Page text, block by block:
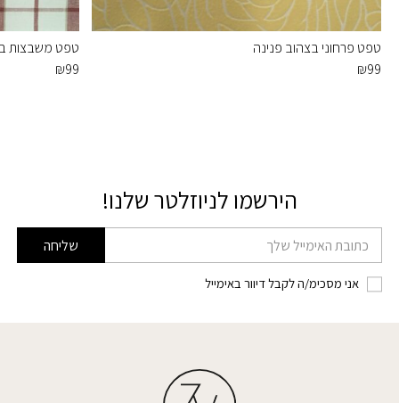
טפט פרחוני בצהוב פנינה
₪99
טפט משבצות
₪99
הירשמו לניוזלטר שלנו!
דוא׳׳ל שליחה
אני מסכימ/ה לקבל דיוור באימייל